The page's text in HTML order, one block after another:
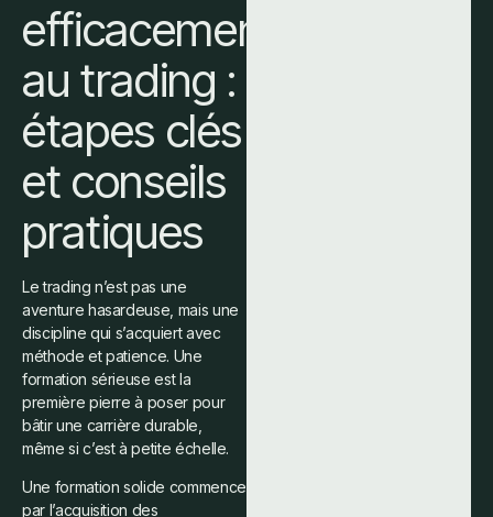
efficacement
au trading :
étapes clés
et conseils
pratiques
Le trading n’est pas une
aventure hasardeuse, mais une
discipline qui s’acquiert avec
méthode et patience. Une
formation sérieuse est la
première pierre à poser pour
bâtir une carrière durable,
même si c’est à petite échelle.
Une formation solide commence
par l’acquisition des